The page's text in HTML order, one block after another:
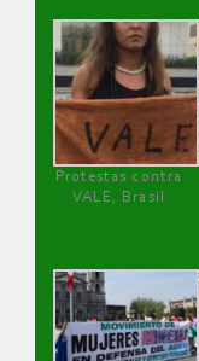
Protestas contra
VALE, Brasil